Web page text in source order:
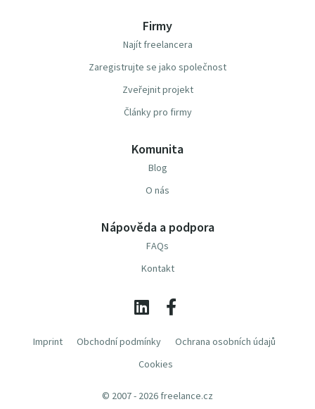
Firmy
Najít freelancera
Zaregistrujte se jako společnost
Zveřejnit projekt
Články pro firmy
Komunita
Blog
O nás
Nápověda a podpora
FAQs
Kontakt
Imprint Obchodní podmínky
Ochrana osobních údajů
Cookies
© 2007 - 2026 freelance.cz